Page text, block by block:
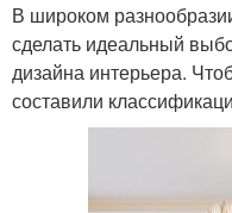
В широком
сделать идеальный
дизайна интерьера.
составили